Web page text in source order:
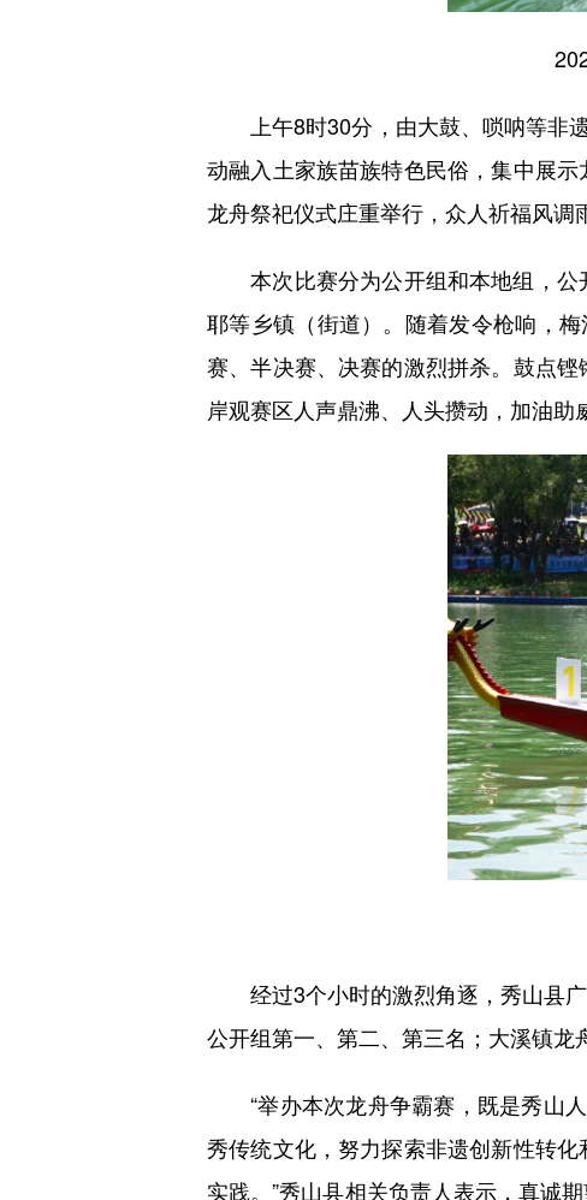
上午8时30分，由大鼓、唢呐等非遗
动融入土家族苗族特色民俗，集中展
龙舟祭祀仪式庄重举行，众人祈福风调
本次比赛分为公开组和本地组，公
耶等乡镇（街道）。随着发令枪响，
赛、半决赛、决赛的激烈拼杀。鼓点
岸观赛区人声鼎沸、人头攒动，加油助
经过3个小时的激烈角逐，秀山县广
公开组第一、第二、第三名；大溪镇龙
“举办本次龙舟争霸赛，既是秀山人
秀传统文化，努力探索非遗创新性转
实践。”秀山县相关负责人表示，真诚